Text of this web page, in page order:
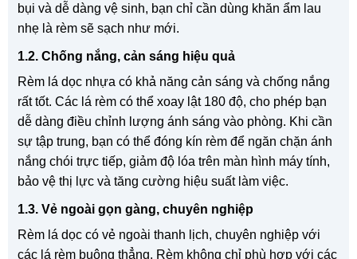
bụi và dễ dàng vệ sinh, bạn chỉ cần dùng khăn ẩm lau
nhẹ là rèm sẽ sạch như mới.
1.2. Chống nắng, cản sáng hiệu quả
Rèm lá dọc nhựa có khả năng cản sáng và chống nắng
rất tốt. Các lá rèm có thể xoay lật 180 độ, cho phép bạn
dễ dàng điều chỉnh lượng ánh sáng vào phòng. Khi cần
sự tập trung, bạn có thể đóng kín rèm để ngăn chặn ánh
nắng chói trực tiếp, giảm độ lóa trên màn hình máy tính,
bảo vệ thị lực và tăng cường hiệu suất làm việc.
1.3. Vẻ ngoài gọn gàng, chuyên nghiệp
Rèm lá dọc có vẻ ngoài thanh lịch, chuyên nghiệp với
các lá rèm buông thẳng. Rèm không chỉ phù hợp với các